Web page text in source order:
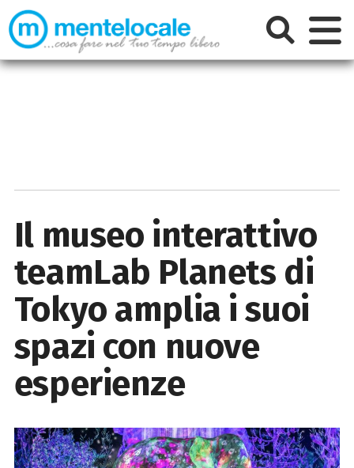
Il museo interattivo
teamLab Planets di
Tokyo amplia i suoi
spazi con nuove
esperienze